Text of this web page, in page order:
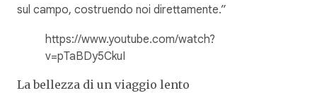
sul campo, costruendo noi direttamente.”
https://www.youtube.com/watch?
v=pTaBDy5CkuI
La bellezza di un viaggio lento